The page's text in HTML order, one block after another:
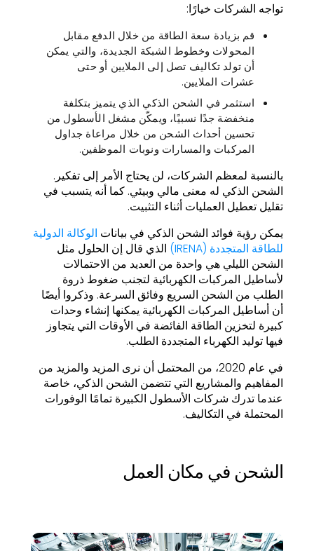
تواجه الشركات خيارًا:
قم بزيادة سعة الطاقة من خلال الدفع مقابل
المحولات وخطوط الشبكة الجديدة، والتي يمكن
أن تولد تكاليف تصل إلى الملايين أو حتى
عشرات الملايين.
استثمر في الشحن الذكي الذي يتميز بتكلفة
منخفضة جدًا نسبيًا، ويمكّن مشغل الأسطول من
تحسين أحداث الشحن من خلال مراعاة جداول
المركبات والمسارات ونوبات الموظفين.
بالنسبة لمعظم الشركات، لن يحتاج الأمر إلى تفكير.
الشحن الذكي له معنى مالي وبيئي. كما أنه يتسبب في
تقليل تعطيل العمليات أثناء التثبيت.
يمكن رؤية فوائد الشحن الذكي في بيانات الوكالة الدولية
للطاقة المتجددة (IRENA)
الذي قال إن الحلول مثل
الشحن الليلي هي واحدة من العديد من الاحتمالات
لأساطيل المركبات الكهربائية لتجنب ضغوط ذروة
الطلب من الشحن السريع وفائق السرعة. وذكروا أيضًا
أن أساطيل المركبات الكهربائية يمكنها إنشاء وحدات
كبيرة لتخزين الطاقة الفائضة في الأوقات التي يتجاوز
فيها توليد الكهرباء المتجددة الطلب.
في عام 2020، من المحتمل أن نرى المزيد والمزيد من
المفاهيم والمشاريع التي تتضمن الشحن الذكي، خاصة
عندما تدرك شركات الأسطول الكبيرة تمامًا الوفورات
المحتملة في التكاليف.
الشحن في مكان العمل